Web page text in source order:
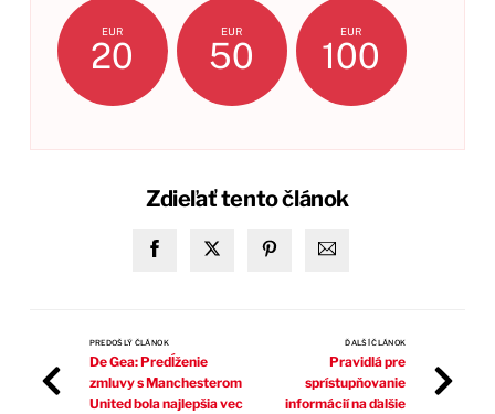
EUR
20
EUR
50
EUR
100
Zdieľať tento článok
PREDOŠLÝ ČLÁNOK
De Gea: Predĺženie
zmluvy s Manchesterom
United bola najlepšia vec
ĎALŠÍ ČLÁNOK
Pravidlá pre
sprístupňovanie
informácií na ďalšie